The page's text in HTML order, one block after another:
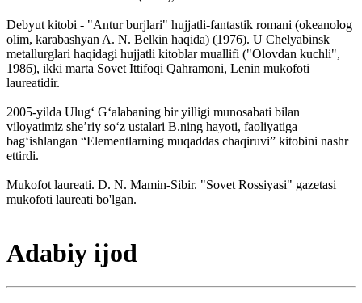
Debyut kitobi - "Antur burjlari" hujjatli-fantastik romani (okeanolog
olim, karabashyan A. N. Belkin haqida) (1976). U Chelyabinsk
metallurglari haqidagi hujjatli kitoblar muallifi ("Olovdan kuchli",
1986), ikki marta Sovet Ittifoqi Qahramoni, Lenin mukofoti
laureatidir.
2005-yilda Ulug‘ G‘alabaning bir yilligi munosabati bilan
viloyatimiz she’riy so‘z ustalari B.ning hayoti, faoliyatiga
bag‘ishlangan “Elementlarning muqaddas chaqiruvi” kitobini nashr
ettirdi.
Mukofot laureati. D. N. Mamin-Sibir. "Sovet Rossiyasi" gazetasi
mukofoti laureati bo'lgan.
Adabiy ijod